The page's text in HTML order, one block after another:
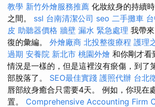
教學 新竹外燴服務推薦 化妝紋身的持續
之間。 ssl 台南清潔公司 seo 二手攤車
皮 助聽器價格 牆壁 漏水 緊急處理 我帶
復的彙編。 外燴廠商 北投整復療程 護理
過期 安養院 新北市 桃園外燴 和你剛才看
情況是一樣的，但是這裡沒有瘀傷，到了
部脫落了。 SEO最佳實踐 護照代辦 台北
唇部紋身癒合只需要4天。 例如，你現在
置。 Comprehensive Accounting Firm